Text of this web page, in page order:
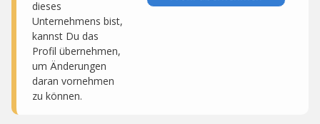
dieses
Unternehmens bist,
kannst Du das
Profil übernehmen,
um Änderungen
daran vornehmen
zu können.